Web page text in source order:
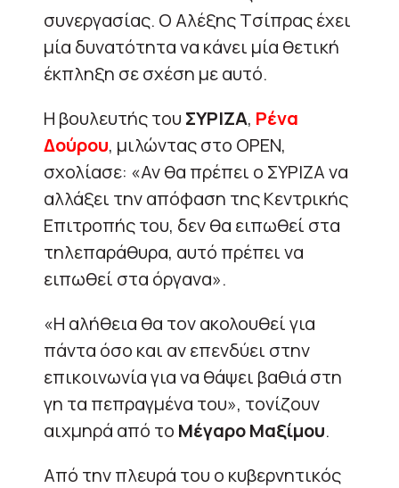
συνεργασίας. O Αλέξης Tσίπρας έχει
μία δυνατότητα να κάνει μία θετική
έκπληξη σε σχέση με αυτό.
Η βουλευτής του ΣΥΡΙΖΑ, Ρένα
Δούρου, μιλώντας στο ΟΡΕΝ,
σχολίασε: «Αν θα πρέπει ο ΣΥΡΙΖΑ να
αλλάξει την απόφαση της Κεντρικής
Επιτροπής του, δεν θα ειπωθεί στα
τηλεπαράθυρα, αυτό πρέπει να
ειπωθεί στα όργανα».
«Η αλήθεια θα τον ακολουθεί για
πάντα όσο και αν επενδύει στην
επικοινωνία για να θάψει βαθιά στη
γη τα πεπραγμένα του», τονίζουν
αιχμηρά από το Μέγαρο Μαξίμου.
Από την πλευρά του ο κυβερνητικός